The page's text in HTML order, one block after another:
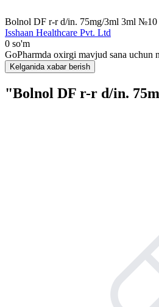
Bolnol DF r-r d/in. 75mg/3ml 3ml №10
Isshaan Healthcare Pvt. Ltd
0 so'm
GoPharmda oxirgi mavjud sana uchun
Kelganida xabar berish
"Bolnol DF r-r d/in.